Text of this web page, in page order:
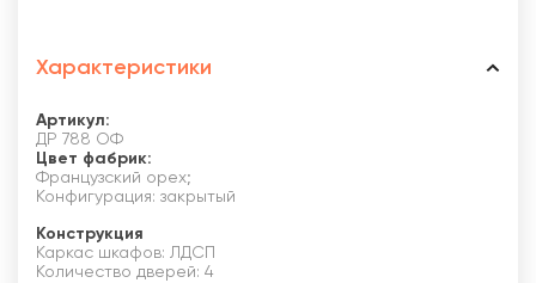
Характеристики
Артикул:
ДР 788 ОФ
Цвет фабрик:
Французский орех;
Конфигурация: закрытый
Конструкция
Каркас шкафов: ЛДСП
Количество дверей: 4